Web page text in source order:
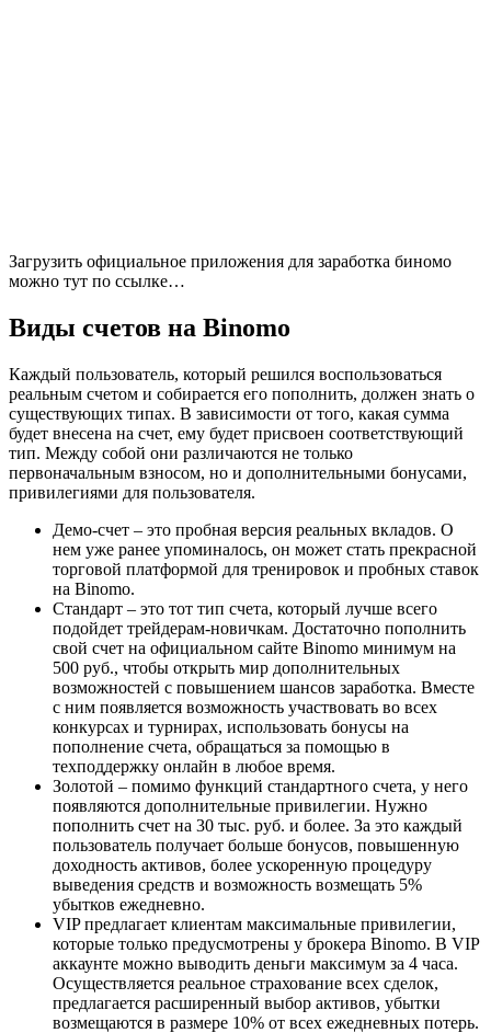
Загрузить официальное приложения для заработка биномо
можно тут по ссылке…
Виды счетов на Binomo
Каждый пользователь, который решился воспользоваться
реальным счетом и собирается его пополнить, должен знать о
существующих типах. В зависимости от того, какая сумма
будет внесена на счет, ему будет присвоен соответствующий
тип. Между собой они различаются не только
первоначальным взносом, но и дополнительными бонусами,
привилегиями для пользователя.
Демо-счет – это пробная версия реальных вкладов. О
нем уже ранее упоминалось, он может стать прекрасной
торговой платформой для тренировок и пробных ставок
на Binomo.
Стандарт – это тот тип счета, который лучше всего
подойдет трейдерам-новичкам. Достаточно пополнить
свой счет на официальном сайте Binomo минимум на
500 руб., чтобы открыть мир дополнительных
возможностей с повышением шансов заработка. Вместе
с ним появляется возможность участвовать во всех
конкурсах и турнирах, использовать бонусы на
пополнение счета, обращаться за помощью в
техподдержку онлайн в любое время.
Золотой – помимо функций стандартного счета, у него
появляются дополнительные привилегии. Нужно
пополнить счет на 30 тыс. руб. и более. За это каждый
пользователь получает больше бонусов, повышенную
доходность активов, более ускоренную процедуру
выведения средств и возможность возмещать 5%
убытков ежедневно.
VIP предлагает клиентам максимальные привилегии,
которые только предусмотрены у брокера Binomo. В VIP
аккаунте можно выводить деньги максимум за 4 часа.
Осуществляется реальное страхование всех сделок,
предлагается расширенный выбор активов, убытки
возмещаются в размере 10% от всех ежедневных потерь.